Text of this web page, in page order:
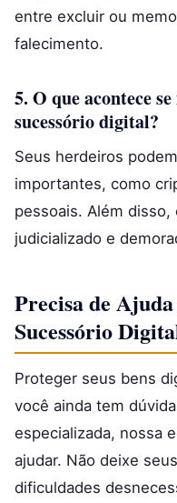
entre excluir ou
falecimento.
5. O que acontece
sucessório digital?
Seus herdeiros
importantes, como
pessoais. Além
judicializado e
Precisa de
Sucessório
Proteger seus bens
você ainda tem
especializada, nossa
ajudar. Não deixe
dificuldades